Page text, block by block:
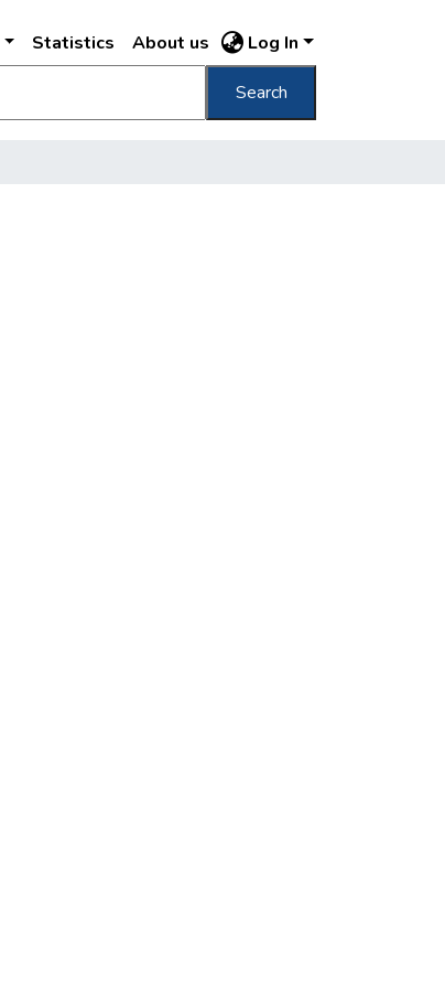
Statistics About us Log In
Search